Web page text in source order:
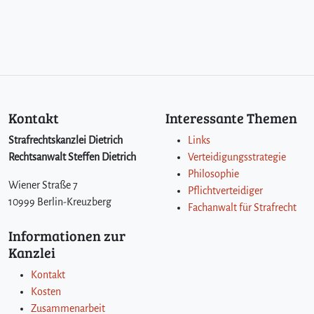
Kontakt
Strafrechtskanzlei Dietrich
Rechtsanwalt Steffen Dietrich
Wiener Straße 7
10999 Berlin-Kreuzberg
Interessante Themen
Links
Verteidigungsstrategie
Philosophie
Pflichtverteidiger
Fachanwalt für Strafrecht
Informationen zur
Kanzlei
Kontakt
Kosten
Zusammenarbeit